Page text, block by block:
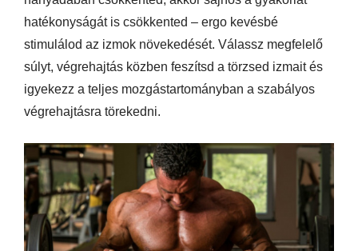
hatékonyságát is csökkented – ergo kevésbé
stimulálod az izmok növekedését. Válassz megfelelő
súlyt, végrehajtás közben feszítsd a törzsed izmait és
igyekezz a teljes mozgástartományban a szabályos
végrehajtásra törekedni.